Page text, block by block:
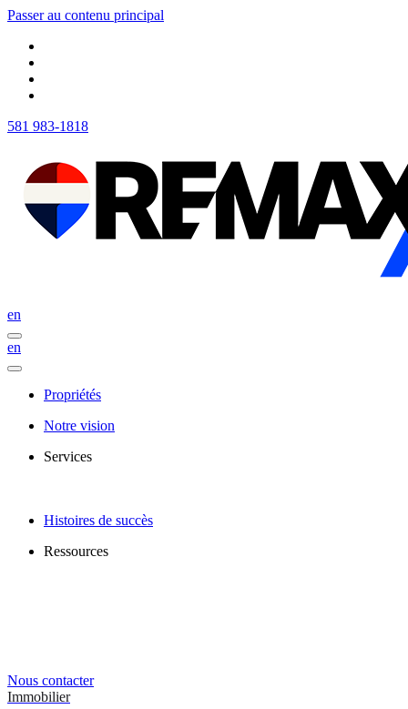
Passer au contenu principal
581 983-1818
en
en
Propriétés
Notre vision
Services
Histoires de succès
Ressources
Nous contacter
Immobilier